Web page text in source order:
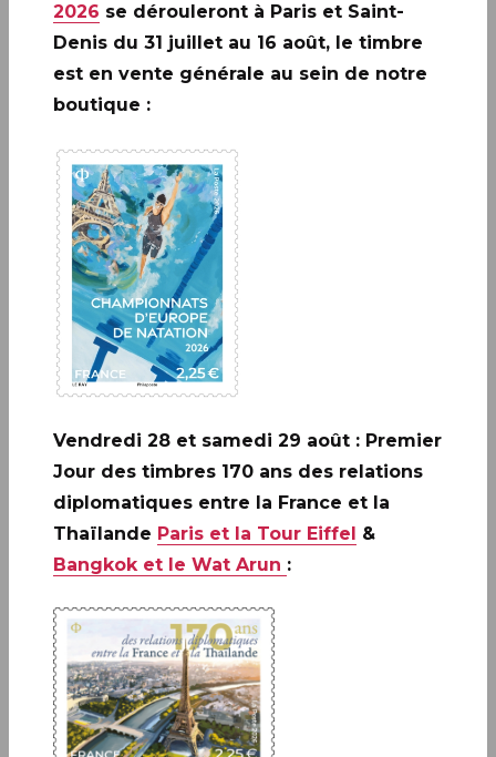
PARIS (75)
Le Carré d'Encre, de 10H à 19H
13bis rue des Mathurins 75009 PARIS
Infos complémentaires :
d'Encre pendant le Salon Philatélique de Printemps.
A ne pas rater: 20 ANS DE LA
CRÉATION DE PHILAPOSTE
2006 - 2026 / BLOC
EN SAVOIR PLUS
2026 se dérouleront à Paris et Saint-
Denis du 31 juillet au 16 août, le timbre
est en vente générale au sein de notre
boutique :
Vendredi 28 et samedi 29 août : Premier
Jour des timbres 170 ans des relations
diplomatiques entre la France et la
Thaïlande Paris et la Tour Eiffel &
Bangkok et le Wat Arun :